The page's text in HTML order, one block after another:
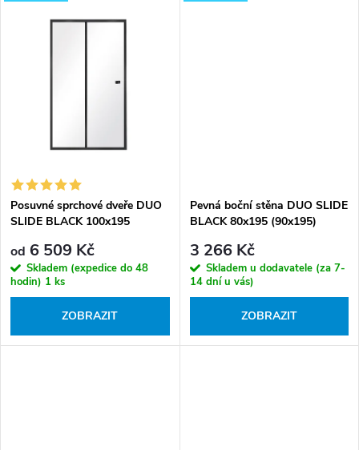
Posuvné sprchové dveře DUO
SLIDE BLACK 100x195
pro instalaci do niky - bez
vaničky
od 6 509 Kč
Skladem (expedice do 48
hodin) 1 ks
ZOBRAZIT
Pevná boční stěna DUO SLIDE
BLACK 80x195 (90x195)
3 266 Kč
Skladem u dodavatele (za 7-
14 dní u vás)
ZOBRAZIT